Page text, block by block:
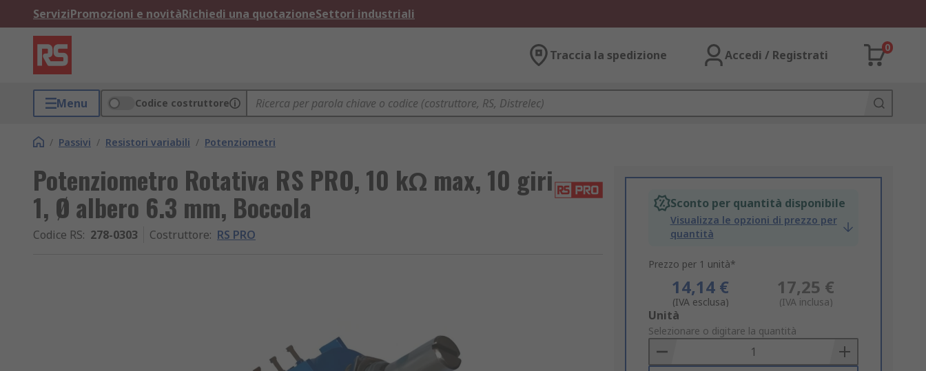
ServiziPromozioni e novitàRichiedi una quotazioneSettori industriali
Traccia la spedizione Accedi / Registrati
0
Menu Codice costruttore
/ Passivi / Resistori variabili / Potenziometri
Potenziometro Rotativa RS PRO, 10 kΩ max, 10 giri
1, Ø albero 6.3 mm, Boccola
Codice RS: 278-0303 Costruttore: RS PRO
Sconto per quantità disponibile
Visualizza le opzioni di prezzo per
quantità
Prezzo per 1 unità*
14,14 €
(IVA esclusa)
17,25 €
(IVA inclusa)
Add
to
Basket
Unità
Selezionare o digitare la quantità